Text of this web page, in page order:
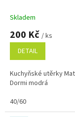
Skladem
200 Kč / ks
DETAIL
Kuchyňské utěrky
Dormi modrá
40/60